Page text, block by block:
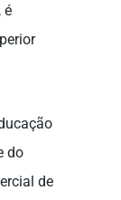
é
do
de